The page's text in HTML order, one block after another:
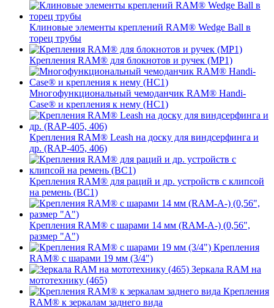
Клиновые элементы креплений RAM® Wedge Ball в
торец трубы
Крепления RAM® для блокнотов и ручек (MP1)
Многофункциональный чемоданчик RAM® Handi-
Case® и крепления к нему (HC1)
Крепления RAM® Leash на доску для виндсерфинга и
др. (RAP-405, 406)
Крепления RAM® для раций и др. устройств с клипсой
на ремень (BC1)
Крепления RAM® с шарами 14 мм (RAM-A-) (0,56",
размер "A")
Крепления
RAM® с шарами 19 мм (3/4")
Зеркала RAM на
мототехнику (465)
Крепления
RAM® к зеркалам заднего вида